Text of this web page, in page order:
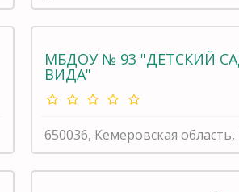
МБДОУ № 93 "ДЕТСКИЙ
ВИДА"
650036, Кемеровская